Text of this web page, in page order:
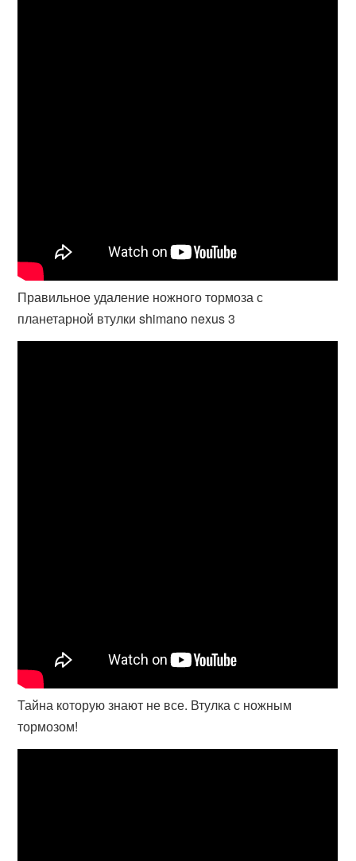
Правильное удаление ножного тормоза с
планетарной втулки shimano nexus 3
Тайна которую знают не все. Втулка с ножным
тормозом!